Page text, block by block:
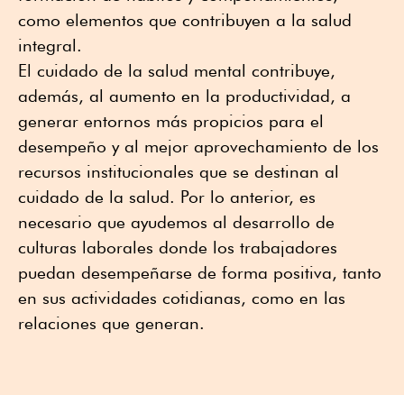
como elementos que contribuyen a la salud
integral.
El cuidado de la salud mental contribuye,
además, al aumento en la productividad, a
generar entornos más propicios para el
desempeño y al mejor aprovechamiento de los
recursos institucionales que se destinan al
cuidado de la salud. Por lo anterior, es
necesario que ayudemos al desarrollo de
culturas laborales donde los trabajadores
puedan desempeñarse de forma positiva, tanto
en sus actividades cotidianas, como en las
relaciones que generan.